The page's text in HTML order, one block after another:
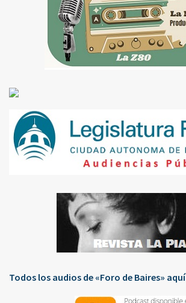
Todos los audios de «Foro de Baires» aquí